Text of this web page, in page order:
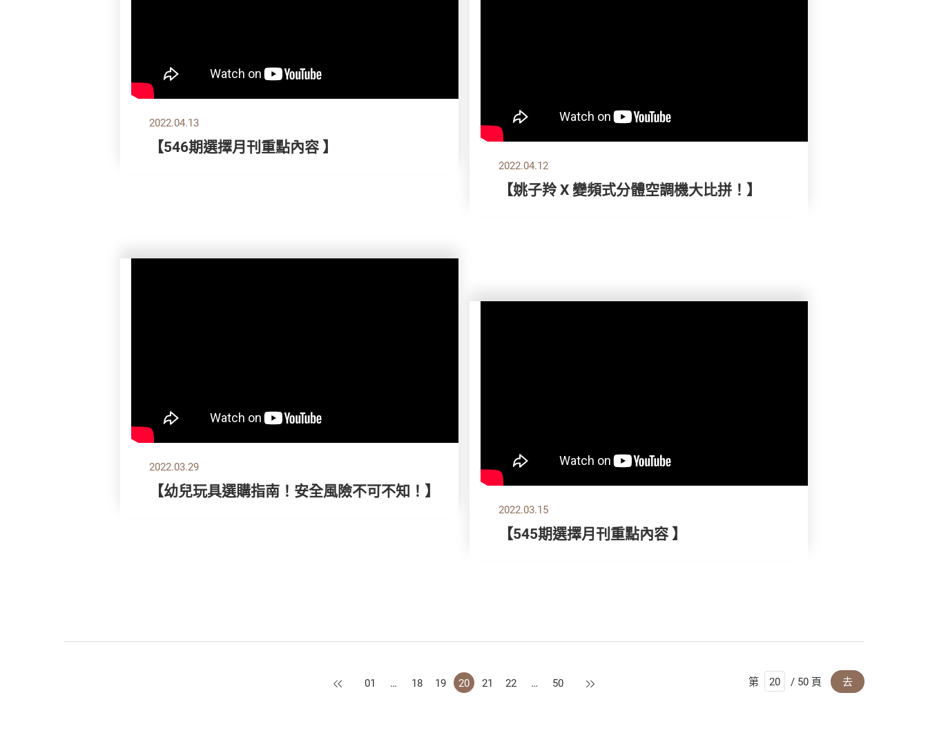
2022.04.13
【546期選擇月刊重點內容 】
2022.04.12
【姚子羚 X 變頻式分體空調機大比拼！】
2022.03.29
【幼兒玩具選購指南！安全風險不可不知！】
2022.03.15
【545期選擇月刊重點內容 】
上一頁
01 … 18 19 20 21 22 … 50 下一頁 第 / 50 頁 去